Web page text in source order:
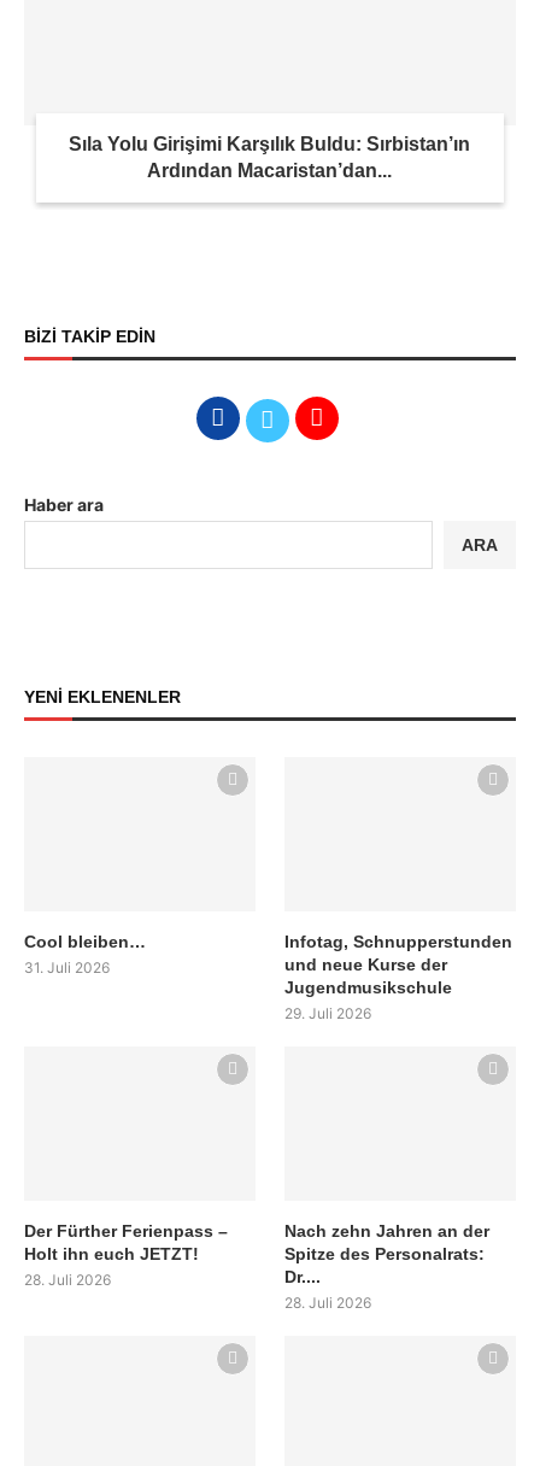
Sıla Yolu Girişimi Karşılık Buldu: Sırbistan’ın
Ardından Macaristan’dan...
BİZİ TAKİP EDİN
Haber ara
ARA
YENİ EKLENENLER
Cool bleiben…
31. Juli 2026
Infotag, Schnupperstunden
und neue Kurse der
Jugendmusikschule
29. Juli 2026
Der Fürther Ferienpass –
Holt ihn euch JETZT!
28. Juli 2026
Nach zehn Jahren an der
Spitze des Personalrats:
Dr....
28. Juli 2026